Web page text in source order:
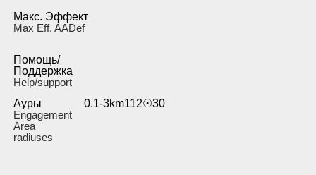
Макс. Эффект
Max Eff. AADef
Помощь/
Поддержка
Help/support
Ауры
Engagement
Area
radiuses
0.1-3km112☉30